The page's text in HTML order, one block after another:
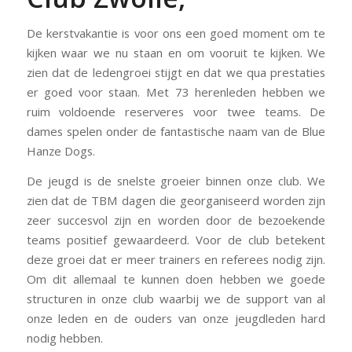
De kerstvakantie is voor ons een goed moment om te
kijken waar we nu staan en om vooruit te kijken. We
zien dat de ledengroei stijgt en dat we qua prestaties
er goed voor staan. Met 73 herenleden hebben we
ruim voldoende reserveres voor twee teams. De
dames spelen onder de fantastische naam van de Blue
Hanze Dogs.
De jeugd is de snelste groeier binnen onze club. We
zien dat de TBM dagen die georganiseerd worden zijn
zeer succesvol zijn en worden door de bezoekende
teams positief gewaardeerd. Voor de club betekent
deze groei dat er meer trainers en referees nodig zijn.
Om dit allemaal te kunnen doen hebben we goede
structuren in onze club waarbij we de support van al
onze leden en de ouders van onze jeugdleden hard
nodig hebben.